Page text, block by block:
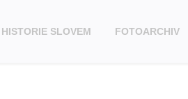
HISTORIE SLOVEM FOTOARCHIV